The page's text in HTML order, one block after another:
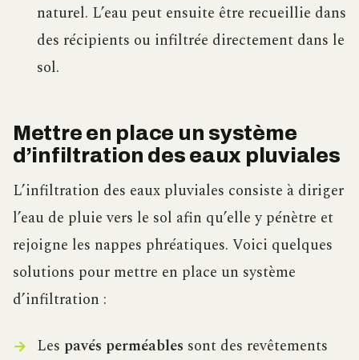
naturel. L’eau peut ensuite être recueillie dans
des récipients ou infiltrée directement dans le
sol.
Mettre en place un système
d’infiltration des eaux pluviales
L’infiltration des eaux pluviales consiste à diriger
l’eau de pluie vers le sol afin qu’elle y pénètre et
rejoigne les nappes phréatiques. Voici quelques
solutions pour mettre en place un système
d’infiltration :
Les pavés perméables sont des revêtements